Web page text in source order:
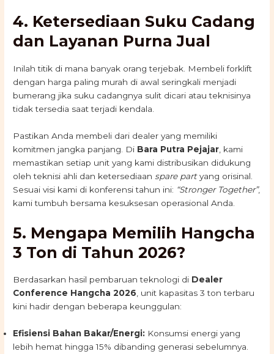
4. Ketersediaan Suku Cadang
dan Layanan Purna Jual
Inilah titik di mana banyak orang terjebak. Membeli forklift
dengan harga paling murah di awal seringkali menjadi
bumerang jika suku cadangnya sulit dicari atau teknisinya
tidak tersedia saat terjadi kendala.
Pastikan Anda membeli dari dealer yang memiliki
komitmen jangka panjang. Di Bara Putra Pejajar , kami
memastikan setiap unit yang kami distribusikan didukung
oleh teknisi ahli dan ketersediaan spare partyang orisinal.
Sesuai visi kami di konferensi tahun ini: “Stronger Together”,
kami tumbuh bersama kesuksesan operasional Anda.
5. Mengapa Memilih Hangcha
3 Ton di Tahun 2026?
Berdasarkan hasil pembaruan teknologi di Dealer
Conference Hangcha 2026 , unit kapasitas 3 ton terbaru
kini hadir dengan beberapa keunggulan:
Efisiensi Bahan Bakar/Energi: Konsumsi energi yang
lebih hemat hingga 15% dibanding generasi sebelumnya.